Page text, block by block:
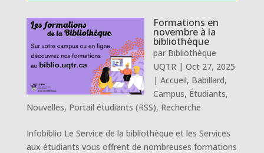
Formations en
novembre à la
bibliothèque
par Bibliothèque
UQTR| Oct 27, 2025
| Accueil, Babillard,
Campus, Étudiants,
Nouvelles, Portail étudiants (RSS), Recherche
Infobiblio Le Service de la bibliothèque et les Services
aux étudiants vous offrent de nombreuses formations